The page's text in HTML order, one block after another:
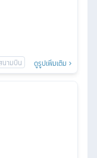
ดูรูปเพิ่มเติม